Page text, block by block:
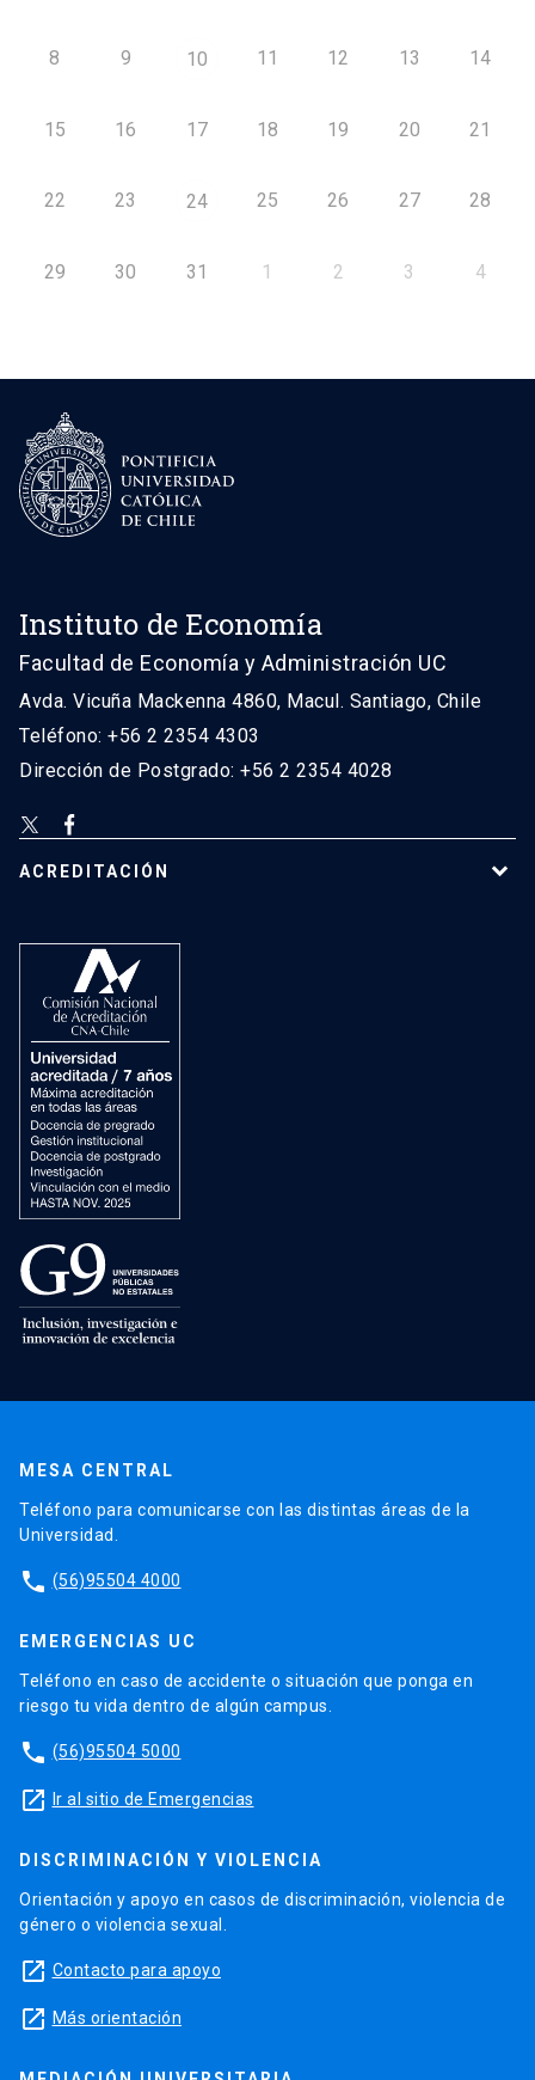
8 9 10 11 12 13 14
15 16 17 18 19 20 21
22 23 24 25 26 27 28
29 30 31 1 2 3 4
Instituto de Economía
Facultad de Economía y Administración UC
Avda. Vicuña Mackenna 4860, Macul. Santiago, Chile
Teléfono: +56 2 2354 4303
Dirección de Postgrado: +56 2 2354 4028
ACREDITACIÓN
MESA CENTRAL
Teléfono para comunicarse con las distintas áreas de la
Universidad.
phone (56)95504 4000
EMERGENCIAS UC
Teléfono en caso de accidente o situación que ponga en
riesgo tu vida dentro de algún campus.
phone (56)95504 5000
launch Ir al sitio de Emergencias
DISCRIMINACIÓN Y VIOLENCIA
Orientación y apoyo en casos de discriminación, violencia de
género o violencia sexual.
launch Contacto para apoyo
launch Más orientación